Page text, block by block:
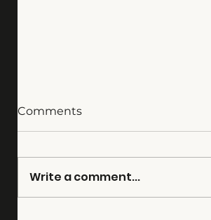
Comments
Write a comment...